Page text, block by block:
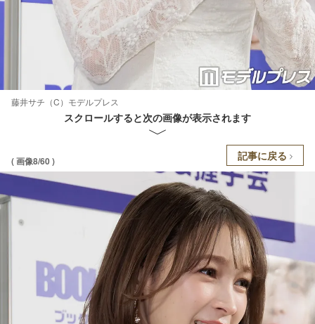
藤井サチ（C）モデルプレス
スクロールすると次の画像が表示されます
( 画像8/60 ) 記事に戻る